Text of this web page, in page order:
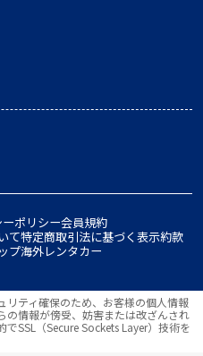
ポリシー会員規約
て特定商取引法に基づく表示約款
プ海外レンタカー
リティ確保のため、お客様の個人情報
の情報が傍受、妨害または改ざんされ
でSSL（Secure Sockets Layer）技術を